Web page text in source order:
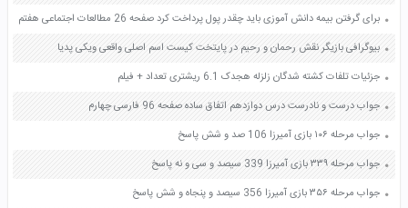
برای گرفتن بیمه دانش آموزی باید چقدر پول پرداخت کرد صفحه 26 مطالعات اجتماعی هفتم
بیوگرافی بازیگر نقش رحمان و رحیم در پایتخت کیست اسم اصلی واقعی ویکی پدیا
جزئیات تلفات کشته شدگان زلزله هجدک 6.1 ریشتری تعداد + فیلم
جواب درست و نادرست درس دوازدهم اتفاق ساده صفحه 96 فارسی چهارم
جواب مرحله ۱۰۶ بازی آمیرزا 106 صد و شش پاسخ
جواب مرحله ۳۳۹ بازی آمیرزا 339 سیصد و سی و نه پاسخ
جواب مرحله ۳۵۶ بازی آمیرزا 356 سیصد و پنجاه و شش پاسخ